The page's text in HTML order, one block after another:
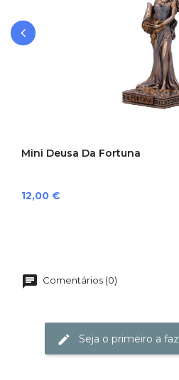
Mini Deusa Da Fortuna
Preço
12,00 €
Comentários (0)
Seja o primeiro a